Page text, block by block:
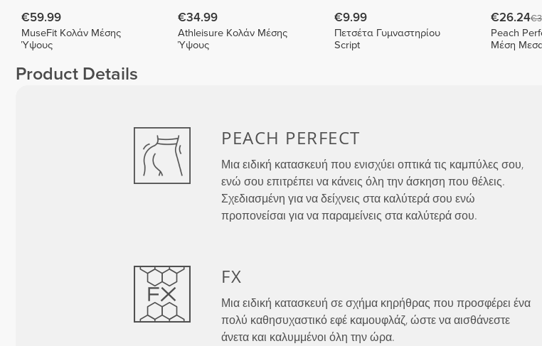
€59.99
MuseFit Κολάν Μέσης
Ύψους
€34.99
Athleisure Κολάν Μέσης
Ύψους
€9.99
Πετσέτα Γυμναστηρίου
Script
€26.24
Peach
Μέση
Product Details
PEACH PERFECT
Μια ειδική κατασκευή που ενισχύει οπτικά τις καμπύλες σου,
ενώ σου επιτρέπει να κάνεις όλη την άσκηση που θέλεις.
Σχεδιασμένη για να δείχνεις στα καλύτερά σου ενώ
προπονείσαι για να παραμείνεις στα καλύτερά σου.
FX
Μια ειδική κατασκευή σε σχήμα κηρήθρας που προσφέρει ένα
πολύ καθησυχαστικό εφέ καμουφλάζ, ώστε να αισθάνεστε
άνετα και καλυμμένοι όλη την ώρα.